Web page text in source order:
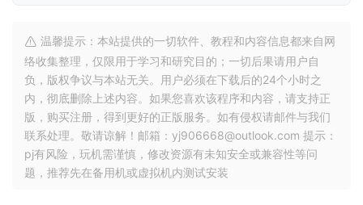
温馨提示：本站提供的一切软件、教程和内容信息都来自网
络收集整理，仅限用于学习和研究目的；一切后果请用户自
负，版权争议与本站无关。用户必须在下载后的24个小时之
内，彻底删除上述内容。如果您喜欢该程序和内容，请支持正
版，购买注册，得到更好的正版服务。如有侵权请邮件与我们
联系处理。敬请谅解！邮箱：yj906668@outlook.com 提示：
pj有风险，玩机需谨慎，修改资源有未知安全或兼容性等问
题，推荐先在备用机或虚拟机内测试安装